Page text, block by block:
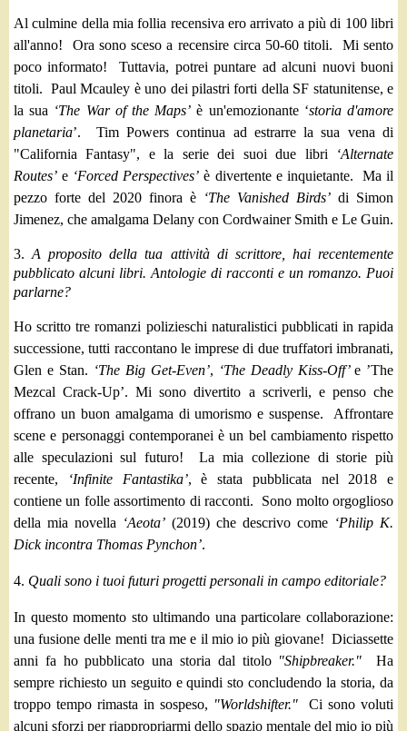
Al culmine della mia follia recensiva ero arrivato a più di 100 libri
all'anno!
Ora sono sceso a recensire circa 50-60 titoli.
Mi sento
poco informato! Tuttavia, potrei puntare ad alcuni nuovi buoni
titoli. Paul Mcauley è uno dei pilastri forti della SF statunitense, e
la sua ‘The War of the Maps’ è un'emozionante ‘storia d'amore
planetaria’. Tim Powers continua ad estrarre la sua vena di
"California Fantasy", e la serie dei suoi due libri ‘Alternate
Routes’ e ‘Forced Perspectives’ è divertente e inquietante. Ma il
pezzo forte del 2020 finora è ‘The Vanished Birds’ di Simon
Jimenez, che amalgama Delany con Cordwainer Smith e Le Guin.
3.A proposito della tua attività di scrittore, hai recentemente
pubblicato alcuni libri. Antologie di racconti e un romanzo. Puoi
parlarne?
Ho scritto tre romanzi polizieschi naturalistici pubblicati in rapida
successione, tutti raccontano le imprese di due truffatori imbranati,
Glen e Stan. ‘The Big Get-Even’, ‘The Deadly Kiss-Off’ e ’The
Mezcal Crack-Up’.Mi sono divertito a scriverli, e penso che
offrano un buon amalgama di umorismo e suspense. Affrontare
scene e personaggi contemporanei è un bel cambiamento rispetto
alle speculazioni sul futuro! La mia collezione di storie più
recente,
‘Infinite Fantastika’, è stata pubblicata nel 2018 e
contiene un folle assortimento di racconti. Sono molto orgoglioso
della mia novella ‘Aeota’ (2019) che descrivo come ‘Philip K.
Dick incontra Thomas Pynchon’.
4. Quali sono i tuoi futuri progetti personali in campo editoriale?
In questo momento sto ultimando una particolare collaborazione:
una fusione delle menti tra me e il mio io più giovane! Diciassette
anni fa ho pubblicato una storia dal titolo "Shipbreaker." Ha
sempre richiesto un seguito e quindi sto concludendo la storia, da
troppo tempo rimasta in sospeso, "Worldshifter." Ci sono voluti
alcuni sforzi per riappropriarmi dello spazio mentale del mio io più